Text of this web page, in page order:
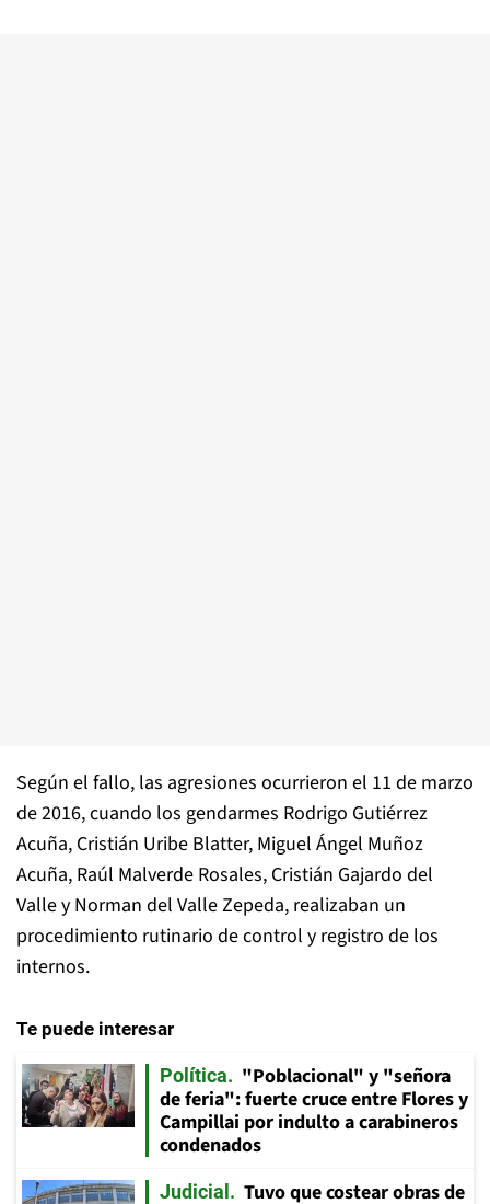
Según el fallo, las agresiones ocurrieron el 11 de marzo
de 2016, cuando los gendarmes Rodrigo Gutiérrez
Acuña, Cristián Uribe Blatter, Miguel Ángel Muñoz
Acuña, Raúl Malverde Rosales, Cristián Gajardo del
Valle y Norman del Valle Zepeda, realizaban un
procedimiento rutinario de control y registro de los
internos.
Te puede interesar
Política
"Poblacional" y "señora
de feria": fuerte cruce entre Flores y
Campillai por indulto a carabineros
condenados
Judicial
Tuvo que costear obras de